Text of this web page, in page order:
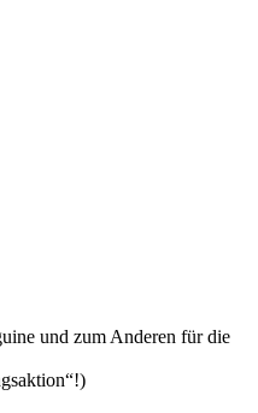
und zum Anderen für die